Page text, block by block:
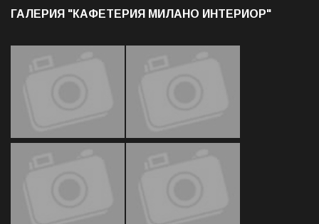
ГАЛЕРИЯ "КАФЕТЕРИЯ МИЛАНО ИНТЕРИОР"